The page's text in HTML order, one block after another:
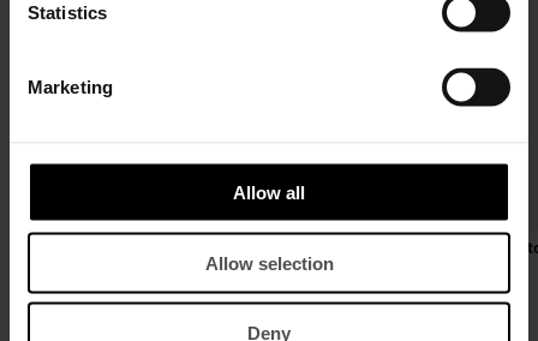
Statistics
Marketing
Allow all
Allow selection
Deny
Jeans Karen super skinny
bull stretch